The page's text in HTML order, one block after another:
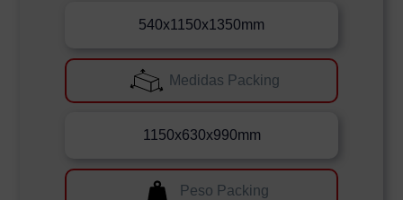
540x1150x1350mm
Medidas Packing
1150x630x990mm
Peso Packing